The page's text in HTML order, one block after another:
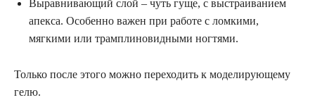
Выравнивающий слой – чуть гуще, с выстраиванием
апекса. Особенно важен при работе с ломкими,
мягкими или трамплиновидными ногтями.
Только после этого можно переходить к моделирующему
гелю.